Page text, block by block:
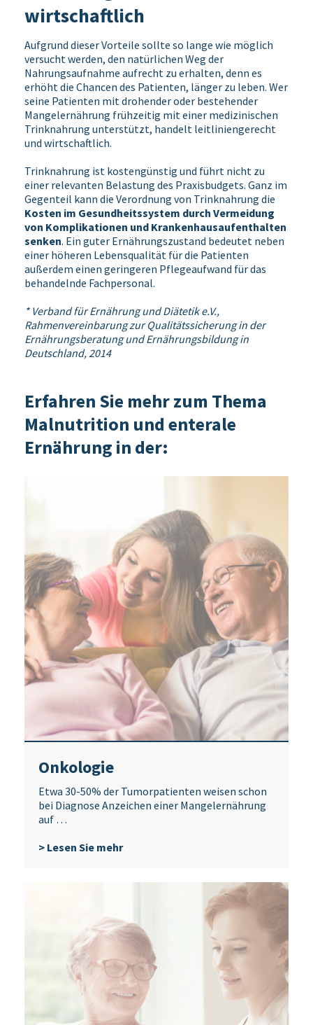
wirtschaftlich
Aufgrund dieser Vorteile sollte so lange wie möglich
versucht werden, den natürlichen Weg der
Nahrungsaufnahme aufrecht zu erhalten, denn es
erhöht die Chancen des Patienten, länger zu leben. Wer
seine Patienten mit drohender oder bestehender
Mangelernährung frühzeitig mit einer medizinischen
Trinknahrung unterstützt, handelt leitliniengerecht
und wirtschaftlich.
Trinknahrung ist kostengünstig und führt nicht zu
einer relevanten Belastung des Praxisbudgets. Ganz im
Gegenteil kann die Verordnung von Trinknahrung die
Kosten im Gesundheitssystem durch Vermeidung
von Komplikationen und Krankenhausaufenthalten
senken. Ein guter Ernährungszustand bedeutet neben
einer höheren Lebensqualität für die Patienten
außerdem einen geringeren Pflegeaufwand für das
behandelnde Fachpersonal.
* Verband für Ernährung und Diätetik e.V.,
Rahmenvereinbarung zur Qualitätssicherung in der
Ernährungsberatung und Ernährungsbildung in
Deutschland, 2014
Erfahren Sie mehr zum Thema
Malnutrition und enterale
Ernährung in der:
Onkologie
Etwa 30-50% der Tumorpatienten weisen schon
bei Diagnose Anzeichen einer Mangelernährung
auf …
> Lesen Sie mehr